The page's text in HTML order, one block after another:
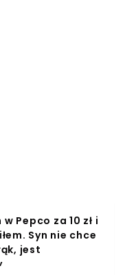
Pepco za 10 zł i
Syn nie chce
jest